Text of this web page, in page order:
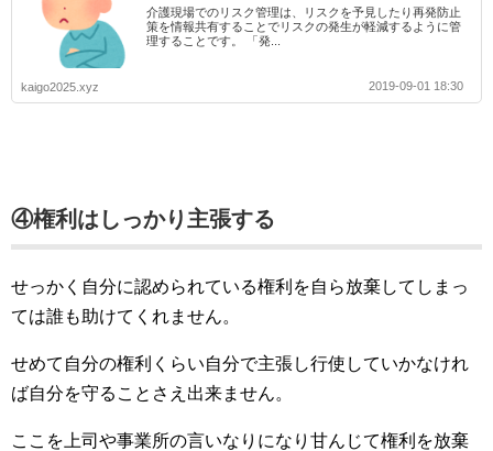
介護現場でのリスク管理は、リスクを予見したり再発防止
策を情報共有することでリスクの発生が軽減するように管
理することです。 「発...
kaigo2025.xyz 2019-09-01 18:30
④権利はしっかり主張する
せっかく自分に認められている権利を自ら放棄してしまっ
ては誰も助けてくれません。
せめて自分の権利くらい自分で主張し行使していかなけれ
ば自分を守ることさえ出来ません。
ここを上司や事業所の言いなりになり甘んじて権利を放棄